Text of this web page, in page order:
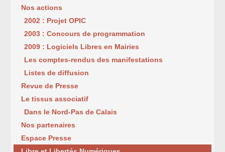
Nos actions
2002 : Projet OPIC
2003 : Concours de programmation
2009 : Logiciels Libres en Mairies
Les comptes-rendus des manifestations
Listes de diffusion
Revue de Presse
Le tissus associatif
Dans le Nord-Pas de Calais
Nos partenaires
Espace Presse